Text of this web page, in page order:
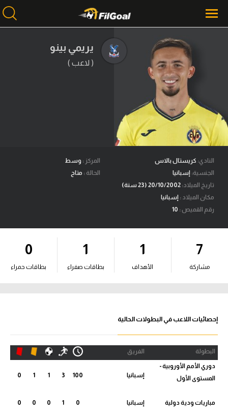
محتوى إخباري
الرئيسية
أخبار
مباريات
ميركاتو
فانتازي في الجول
مسابقة التوقعات
فيديوهات
آراء حرة
ركن الألعاب
الدوري المصري
الدوري الإنجليزي الممتاز
الدوري الإسباني
الدوري الإيطالي
يريمي بينو
( لاعب )
النادي: كريستال بالاس
الجنسية: إسبانيا
تاريخ الميلاد:
مكان الميلاد : إسبانيا
رقم القميص :
المركز : وسط
الحالة : متاح
7
مشاركة
1
الأهداف
1
بطاقات صفراء
0
بطاقات حمراء
إحصائيات اللاعب في البطولات الحالية
البطولة الفريق
دوري الأمم الأوروبية -
المستوى الأول
إسبانيا 100
3
1
1
0
مباريات ودية دولية إسبانيا 0
1
0
0
0